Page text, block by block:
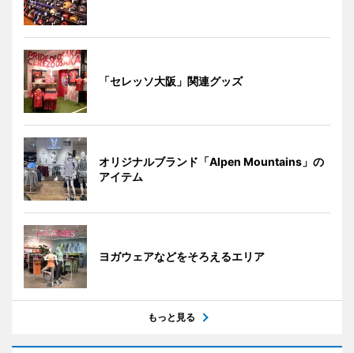
「セレッソ大阪」関連グッズ
オリジナルブランド「Alpen Mountains」の
アイテム
ヨガウェアなどをそろえるエリア
もっと見る